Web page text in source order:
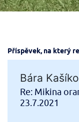
Příspěvek, na který
Bára
Re: Mikina
23.7.2021